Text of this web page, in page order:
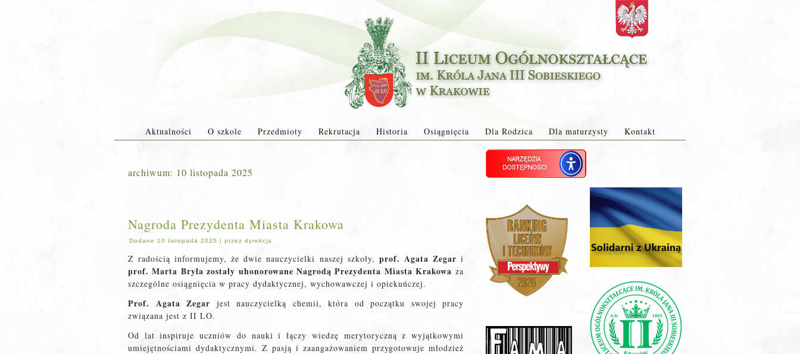
Aktualności O szkole Przedmioty Rekrutacja Historia Osiągnięcia Dla Rodzica Dla maturzysty Kontakt
archiwum: 10 listopada 2025
Nagroda Prezydenta Miasta Krakowa
Dodane 10 listopada 2025 | przez dyrekcja
Z radością informujemy, że dwie nauczycielki naszej szkoły, prof. Agata Zegari
prof. Marta Bryła zostały uhonorowane Nagrodą Prezydenta Miasta Krakowa za
szczególne osiągnięcia w pracy dydaktycznej, wychowawczej i opiekuńczej.
Prof. Agata Zegar jest nauczycielką chemii, która od początku swojej pracy
związana jest z II LO.
Od lat inspiruje uczniów do nauki i łączy wiedzę merytoryczną z wyjątkowymi
umiejętnościami dydaktycznymi. Z pasją i zaangażowaniem przygotowuje młodzież